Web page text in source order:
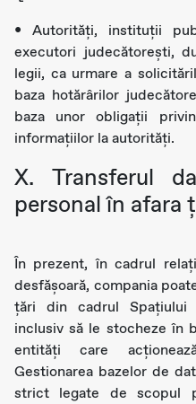
• Autorități, instituții
executori judecătorești,
legii, ca urmare a
baza hotărârilor
baza unor obligații
informațiilor la autorități.
X. Transferul
personal în afara
În prezent, în cadrul
desfășoară, compania
țări din cadrul Spațiului
inclusiv să le stocheze în
entități care
Gestionarea bazelor de
strict legate de scopul